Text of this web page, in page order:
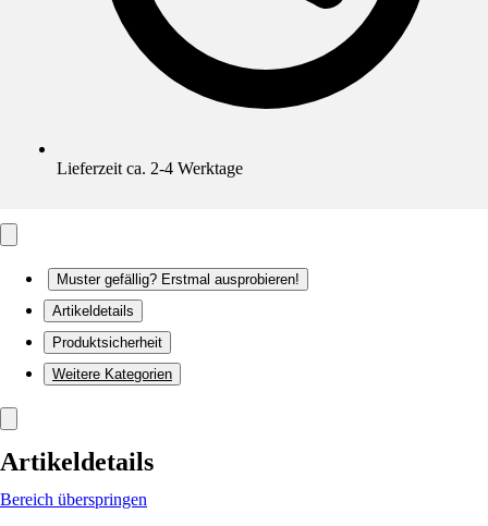
Lieferzeit ca. 2-4 Werktage
Muster gefällig? Erstmal ausprobieren!
Artikeldetails
Produktsicherheit
Weitere Kategorien
Artikeldetails
Bereich überspringen